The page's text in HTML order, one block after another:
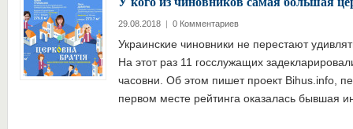
29.08.2018 | 0 Комментариев
Украинские чиновники не перестают
На этот раз 11 госслужащих
часовни. Об этом пишет проект Bihus.info,
первом месте рейтинга оказалась бывшая